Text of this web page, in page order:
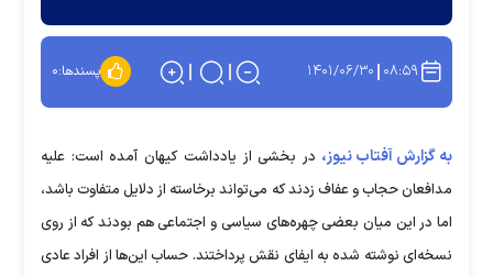
۰۸:۵۹ ۱۴۰۱/۰۶/۳۰ پسندها:۰
به گزارش آفتاب نیوز، در بخشی از یادداشت کیهان آمده است: علیه
مدافعان حجاب و عفاف زدند که می‌تواند برخاسته از دلایل متفاوت باشد،
اما در این میان بعضی چهره‌های سیاسی و اجتماعی هم بودند که از روی
نسخه‌ای نوشته شده به ایفای نقش پرداختند. حساب این‌ها از افراد عادی